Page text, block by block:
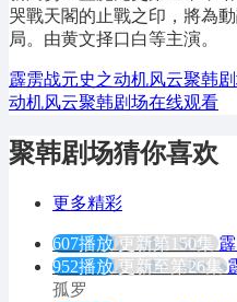
哭戰天閣的止戰之印，將為
局。由黄文择口白等主演。
霹雳战元史之动机风云聚韩
动机风云聚韩剧场在线观看
聚韩剧场猜你喜欢
更多精彩
607播放 更新第150集
952播放 更新至第26集
孤罗